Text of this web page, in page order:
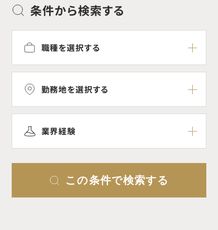
条件から検索する
職種を選択する
勤務地を選択する
業界経験
この条件で検索する